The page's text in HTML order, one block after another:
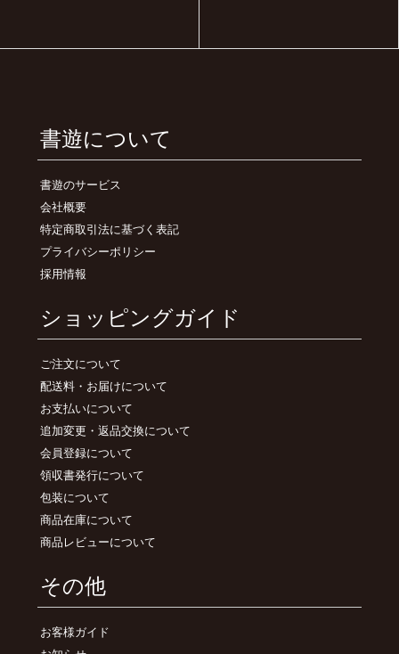
書遊について
書遊のサービス
会社概要
特定商取引法に基づく表記
プライバシーポリシー
採用情報
ショッピングガイド
ご注文について
配送料・お届けについて
お支払いについて
追加変更・返品交換について
会員登録について
領収書発行について
包装について
商品在庫について
商品レビューについて
その他
お客様ガイド